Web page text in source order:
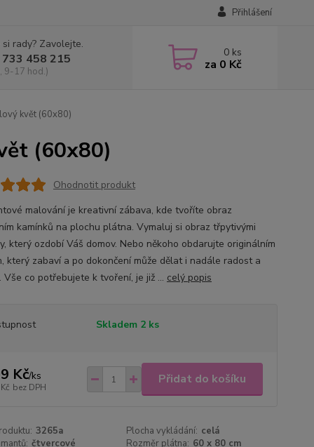
Přihlášení
rady? Zavolejte.
458 215
9-17 hod.)
0 ks
za 0 Kč
květ (60x80)
(60x80)
Ohodnotit produkt
malování je kreativní zábava, kde tvoříte obraz
kamínků na plochu plátna. Vymaluj si obraz třpytivými
který ozdobí Váš domov. Nebo někoho obdarujte originálním
který zabaví a po dokončení může dělat i nadále radost a
Vše co potřebujete k tvoření, je již ... celý popis
Skladem 2 ks
Kč/ks
bez DPH
Přidat do košíku
3265a Plocha vykládání: celá
čtvercové Rozměr plátna: 60 x 80 cm